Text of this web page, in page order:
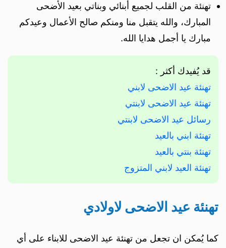
تهنئة من القلب لجميع أبنائي وبناتي بعيد الأضحى
المبارك، والله يتقبل منا ومنكم صالح الأعمال وعيدكم
مبارك يا أجمل هدايا الله.
قد يُفيدك أكثر :
تهنئة عيد الاضحى لابني
تهنئة عيد الاضحى لابنتي
رسائل عيد الاضحى لابنتي
تهنئة ابني بالعيد
تهنئة بنتي بالعيد
تهنئة العيد لابني المتزوج
تهنئة عيد الاضحى لاولادي
كما يُمكن ان تجعل من تهنئة عيد الاضحى للابناء على أي